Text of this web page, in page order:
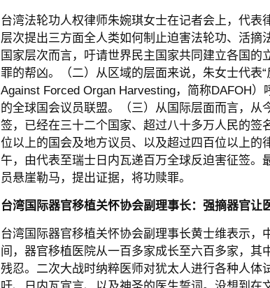
台湾法轮功人权律师朱婉琪女士在记者会上，代表
层次提出三方面全人类如何制止迫害法轮功、活摘
国家层次而言，吁请世界民主国家共同建立各国的
罪的帮凶。（二）从区域的层面来说，朱女士代表
Against Forced Organ Harvesting，简称DAFOH
的全球国会议员联盟。（三）从国际层面而言，从
签，已经在三十二个国家、超过八十多万人民的签
位以上的国会及地方议员、以及超过四百位以上的
午，由代表至瑞士日内瓦递百万全球反迫害征签。
员悬崖勒马，提出证据，将功赎罪。
台湾国际器官移植关怀协会副理事长：强摘器官让
台湾国际器官移植关怀协会副理事长黄士维表示，
间，器官移植医院从一百多家成长至六百多家，其
残忍。二次大战时纳粹医师对犹太人进行各种人体